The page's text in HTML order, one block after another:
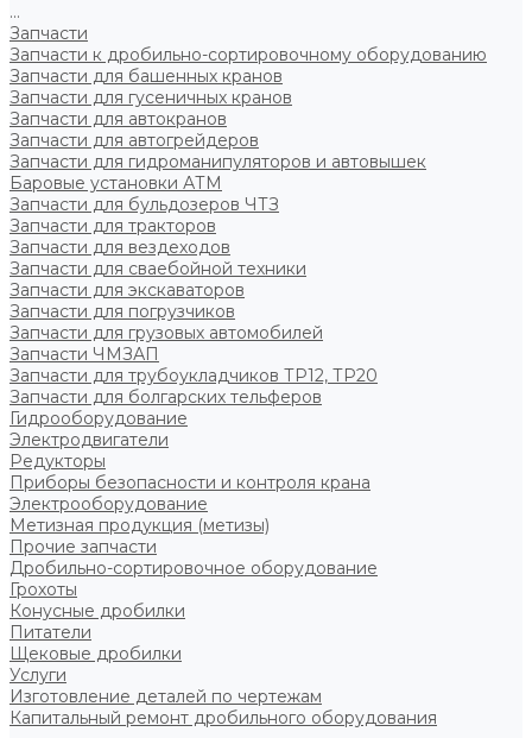
...
Запчасти
Запчасти к дробильно-сортировочному оборудованию
Запчасти для башенных кранов
Запчасти для гусеничных кранов
Запчасти для автокранов
Запчасти для автогрейдеров
Запчасти для гидроманипуляторов и автовышек
Баровые установки АТМ
Запчасти для бульдозеров ЧТЗ
Запчасти для тракторов
Запчасти для вездеходов
Запчасти для сваебойной техники
Запчасти для экскаваторов
Запчасти для погрузчиков
Запчасти для грузовых автомобилей
Запчасти ЧМЗАП
Запчасти для трубоукладчиков ТР12, ТР20
Запчасти для болгарских тельферов
Гидрооборудование
Электродвигатели
Редукторы
Приборы безопасности и контроля крана
Электрооборудование
Метизная продукция (метизы)
Прочие запчасти
Дробильно-сортировочное оборудование
Грохоты
Конусные дробилки
Питатели
Щековые дробилки
Услуги
Изготовление деталей по чертежам
Капитальный ремонт дробильного оборудования